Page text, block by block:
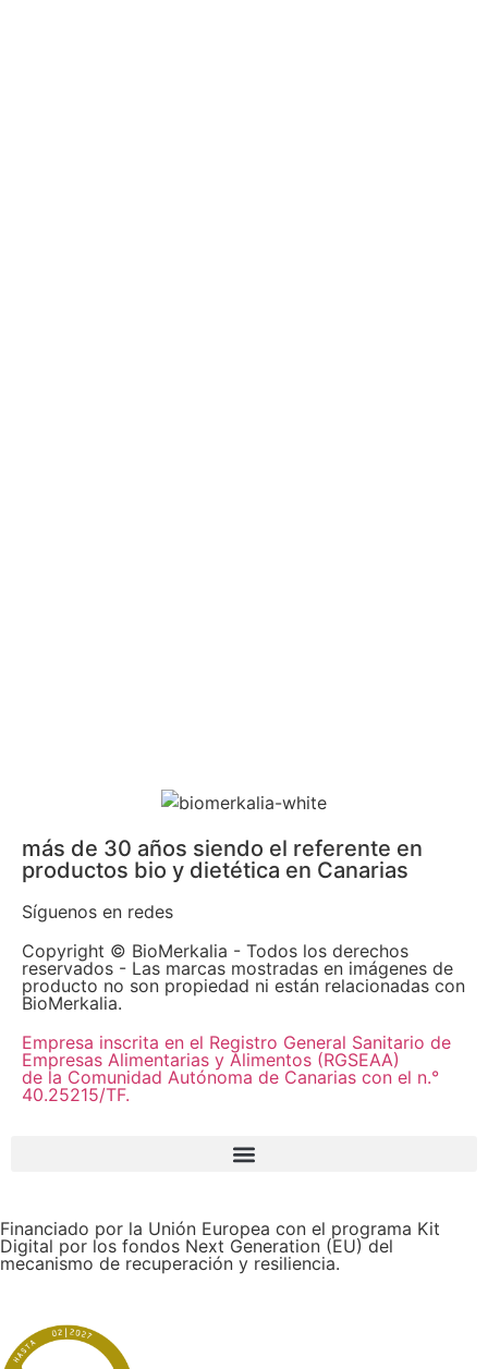
más de 30 años siendo el referente en
productos bio y dietética en Canarias
Síguenos en redes
Copyright © BioMerkalia - Todos los derechos
reservados - Las marcas mostradas en imágenes de
producto no son propiedad ni están relacionadas con
BioMerkalia.
Empresa inscrita en el Registro General Sanitario de
Empresas Alimentarias y Alimentos (RGSEAA)
de la Comunidad Autónoma de Canarias con el n.°
40.25215/TF.
Financiado por la Unión Europea con el programa Kit
Digital por los fondos Next Generation (EU) del
mecanismo de recuperación y resiliencia.